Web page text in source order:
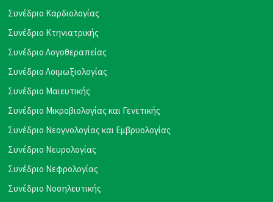
Συνέδριο Καρδιολογίας
Συνέδριο Κτηνιατρικής
Συνέδριο Λογοθεραπείας
Συνέδριο Λοιμωξιολογίας
Συνέδριο Μαιευτικής
Συνέδριο Μικροβιολογίας και Γενετικής
Συνέδριο Νεογνολογίας και Εμβρυολογίας
Συνέδριο Νευρολογίας
Συνέδριο Νεφρολογίας
Συνέδριο Νοσηλευτικής